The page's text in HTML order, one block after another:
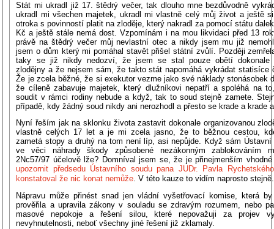
Stát mi ukradl již 17. štědrý večer, tak dlouho mne bezdůvodně
ukradl mi všechen majetek, ukradl mi vlastně celý můj život a ještě
otroka s povinností platit na zloděje, který nakradl za pomocí státu
Kč a ještě stále nemá dost. Vzpomínám i na mou likvidaci před 13
právě na štědrý večer můj nevlastní otec a nikdy jsem mu již
jsem o dům který mi pomáhal stavět přišel státní zvůlí. Později
taky se již nikdy nedozví, že jsem se stal pouze obětí dokonale
zlodějny a že nejsem sám, že takto stát napomáhá vykrádat statisíce
Že je zcela běžné, že si exekutor vezme jako své náklady stonásobek
že cíleně zabavuje majetek, který dlužníkovi nepatří a spoléhá na
soudit v rámci rodiny nebude a když, tak to soud stejně zamete.
případě, kdy žádný soud nikdy ani nerozhodl a přesto se krade a krade
Nyní řeším jak na sklonku života zastavit dokonale organizovanou
vlastně celých 17 let a je mi zcela jasno, že to běžnou cestou,
zametá stopy a druhý na tom není líp, asi nepůjde. Když sám Ústavní
ve věci náhrady škody způsobené nezákonným zablokováním
2Nc57/97 účelově lže? Domníval jsem se, že je přinejmenším
upozornit předsedu Ústavního soudu pana JUDr. Pavla
konstatoval že nic konat nemůže. V této kauze to vidím naprosto stejně.
Nápravu může přinést snad jen vládní vyšetřovací komise, která
prověřila a upravila zákony v souladu se zdravým rozumem, nebo
masové nepokoje a řešení silou, které nepovažuji za projev
nevyhnutelnosti, neboť všechny jiné řešení již zklamaly.